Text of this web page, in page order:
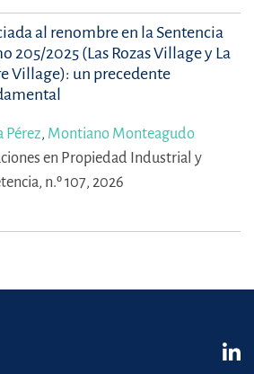
al renombre en la Sentencia
205/2025 (Las Rozas Village y La
Village): un precedente
Pérez, Montiano Monteagudo
en Propiedad Industrial y
n.º 107, 2026